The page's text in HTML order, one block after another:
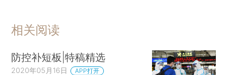
相关阅读
防控补短板|特稿精选
2020年05月16日 APP打开